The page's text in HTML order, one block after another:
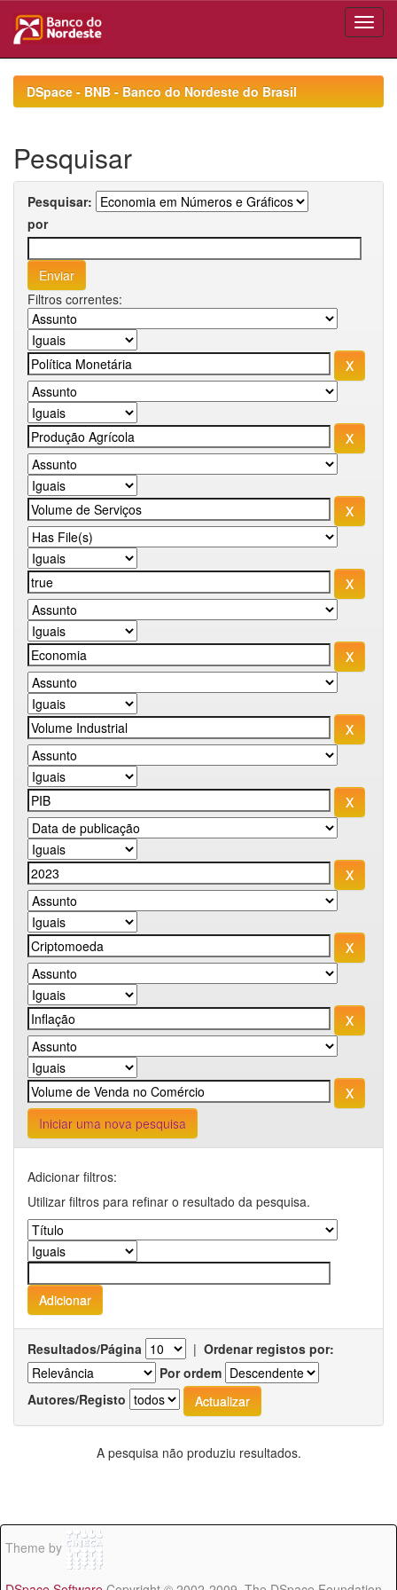
navigationDSpace - BNB - Banco do Nordeste do Brasil
Pesquisar
Pesquisar:
por
Filtros correntes:
Iniciar uma nova pesquisa
Adicionar filtros:
Utilizar filtros para refinar o resultado da pesquisa.
Resultados/Página | Ordenar registos por:
Por ordem
Autores/Registo
A pesquisa não produziu resultados.
Theme by